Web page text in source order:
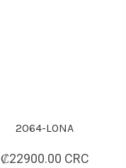
2064-LONA
₡22900.00 CRC